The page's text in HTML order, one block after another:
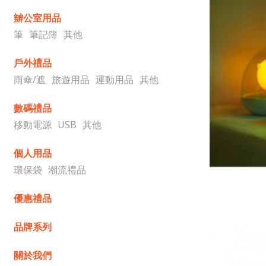
辧公室用品
筆 筆記簿 其他
戶外禮品
雨傘/遮 旅遊用品 運動用品 其他
數碼禮品
移動電源 USB 其他
個人用品
環保袋 潮流禮品
優惠禮品
品牌系列
關於我們